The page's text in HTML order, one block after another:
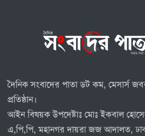
দৈনিক সংবাদের পাতা ডট কম, মেসার্স
প্রতিষ্ঠান।
আইন বিষয়ক উপদেষ্টাঃ মোঃ ইকবাল
এ,পি,পি, মহানগর দায়রা জজ আদালত,